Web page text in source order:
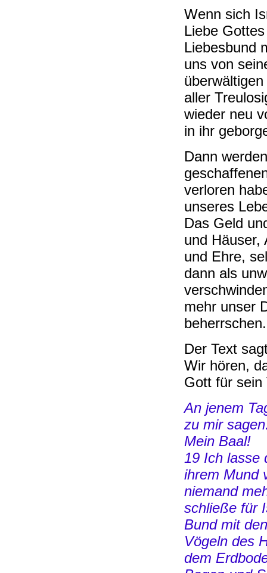
Wenn sich
Liebe
Liebesbund
uns von
aller
wieder neu
in ihr
Dann
verloren
unseres
Das Geld
und Häuser,
und Ehre,
dann als
mehr unser
beherrschen.
Der Text
Wir hören,
Gott für sein
An jenem
zu mir
Mein Baal!
19 Ich lasse
ihrem Mund
niemand
schließe für
Bund mit
Vögeln des
dem